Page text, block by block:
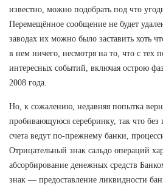
известно, можно подобрать под что
Перемещённое сообщение не будет
заводах их можно было заставить хоть
в нем ничего, несмотря на то, что с тех
интересных событий, включая острою
2008 года.
Но, к сожалению, недавняя попытка
пробивающуюся серебринку, так что без
счета ведут по-прежнему банки,
Отрицательный знак сальдо операций
абсорбирование денежных средств
знак — предоставление ликвидности